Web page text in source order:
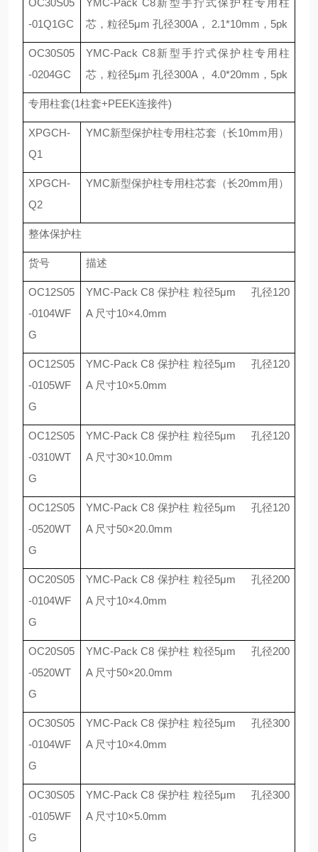
OC30S05
-01Q1GC
YMC-Pack C8新型手拧式保护柱专用柱
芯，粒径5μm 孔径300A ， 2.1*10mm ， 5pk
OC30S05
-0204GC
YMC-Pack C8新型手拧式保护柱专用柱
芯，粒径5μm 孔径300A ， 4.0*20mm ， 5pk
专用柱套(1柱套+PEEK连接件)
XPGCH-
Q1
YMC新型保护柱专用柱芯套（长10mm用）
XPGCH-
Q2
YMC新型保护柱专用柱芯套（长20mm用）
整体保护柱
货号 描述
OC12S05
-0104WF
G
YMC-Pack C8 保护柱 粒径5μm 孔径120
A 尺寸10×4.0mm
OC12S05
-0105WF
G
YMC-Pack C8 保护柱 粒径5μm 孔径120
A 尺寸10×5.0mm
OC12S05
-0310WT
G
YMC-Pack C8 保护柱 粒径5μm 孔径120
A 尺寸30×10.0mm
OC12S05
-0520WT
G
YMC-Pack C8 保护柱 粒径5μm 孔径120
A 尺寸50×20.0mm
OC20S05
-0104WF
G
YMC-Pack C8 保护柱 粒径5μm 孔径200
A 尺寸10×4.0mm
OC20S05
-0520WT
G
YMC-Pack C8 保护柱 粒径5μm 孔径200
A 尺寸50×20.0mm
OC30S05
-0104WF
G
YMC-Pack C8 保护柱 粒径5μm 孔径300
A 尺寸10×4.0mm
OC30S05
-0105WF
G
YMC-Pack C8 保护柱 粒径5μm 孔径300
A 尺寸10×5.0mm